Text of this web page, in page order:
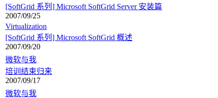
[SoftGrid 系列] Microsoft SoftGrid Server 安装篇
2007/09/25
Virtualization
[SoftGrid 系列] Microsoft SoftGrid 概述
2007/09/20
微软与我
培训结束归来
2007/09/17
微软与我